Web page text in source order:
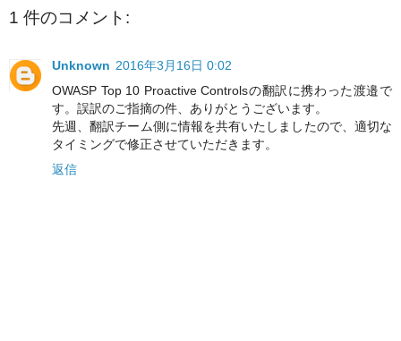
1 件のコメント:
Unknown 2016年3月16日 0:02
OWASP Top 10 Proactive Controlsの翻訳に携わった渡邉で
す。誤訳のご指摘の件、ありがとうございます。
先週、翻訳チーム側に情報を共有いたしましたので、適切な
タイミングで修正させていただきます。
返信